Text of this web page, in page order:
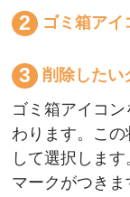
ゴミ箱アイ
削除したい
ゴミ箱アイコ
わります。こ
して選択しま
マークがつき